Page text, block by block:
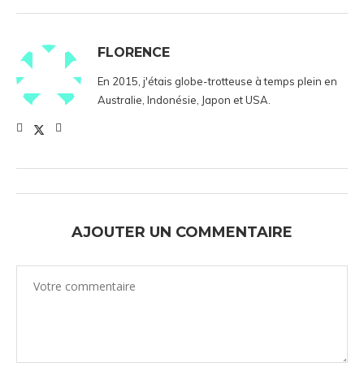
FLORENCE
En 2015, j'étais globe-trotteuse à temps plein en
Australie, Indonésie, Japon et USA.
AJOUTER UN COMMENTAIRE